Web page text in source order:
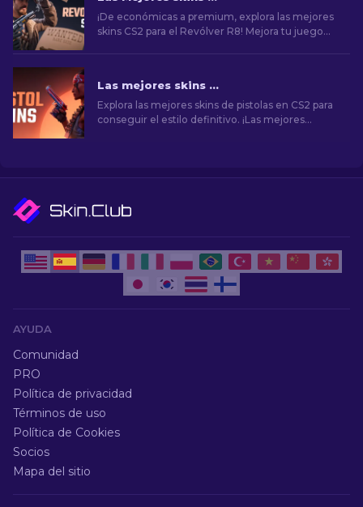
¡De económicas a premium, explora las mejores
skins CS2 para el Revólver R8! Mejora tu juego
Las mejores skins de pistolas en CS2 [2026]
Explora las mejores skins de pistolas en CS2 para
conseguir el estilo definitivo. ¡Las mejores
AYUDA
Comunidad
PRO
Política de privacidad
Términos de uso
Política de Cookies
Socios
Mapa del sitio